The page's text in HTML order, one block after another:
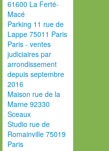
61600 La Ferté-
Macé
Parking 11 rue de
Lappe 75011 Paris
Paris - ventes
judiciaires par
arrondissement
depuis septembre
2016
Maison rue de la
Marne 92330
Sceaux
Studio rue de
Romainville 75019
Paris